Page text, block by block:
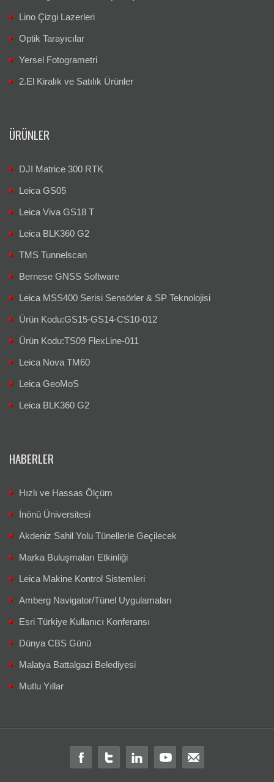
Lino Çizgi Lazerleri
Optik Tarayıcılar
Yersel Fotogrametri
2.El Kiralık ve Satılık Ürünler
ÜRÜNLER
DJI Matrice 300 RTK
Leica GS05
Leica Viva GS18 T
Leica BLK360 G2
TMS Tunnelscan
Bernese GNSS Software
Leica MSS400 Serisi Sensörler & SP Teknolojisi
Ürün Kodu:GS15-GS14-CS10-012
Ürün Kodu:TS09 FlexLine-011
Leica Nova TM60
Leica GeoMoS
Leica BLK360 G2
HABERLER
Hızlı ve Hassas Ölçüm
İnönü Üniversitesi
Akdeniz Sahil Yolu Tünellerle Geçilecek
Marka Buluşmaları Etkinliği
Leica Makine Kontrol Sistemleri
Amberg Navigator/Tünel Uygulamaları
Esri Türkiye Kullanıcı Konferansı
Dünya CBS Günü
Malatya Battalgazi Belediyesi
Mutlu Yıllar